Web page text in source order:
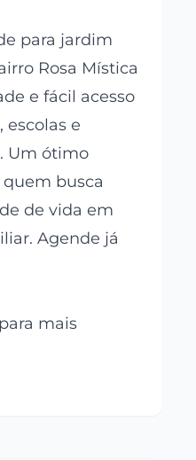
para jardim
Rosa Mística
e fácil acesso
escolas e
Um ótimo
busca
de vida em
Agende já
mais